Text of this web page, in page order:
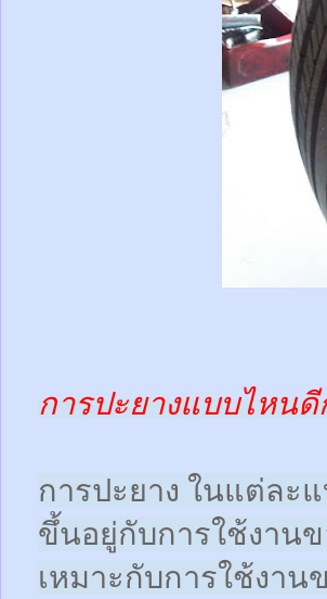
การปะยางแบบไหนดี
การปะยาง ในแต่ละ
ขึ้นอยู่กับการใช้งาน
เหมาะกับการใช้งาน